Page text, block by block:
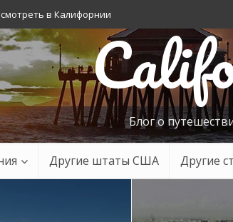
в Калифорнии
Блог о
Другие штаты США Другие